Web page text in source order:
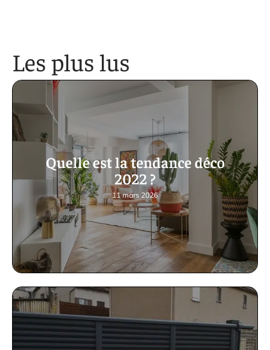
Les plus lus
Quelle est la tendance déco
2022 ?
11 mars 2026